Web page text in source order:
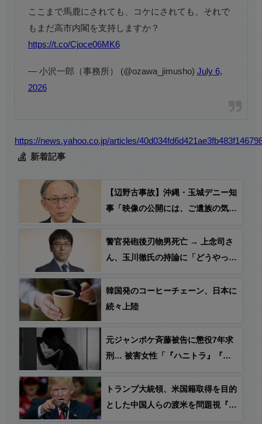
ここまで馬鹿にされても、コケにされても、それで
もまだ高市内閣を支持しますか？
https://t.co/Cjoce06MK6
— 小沢一郎（事務所） (@ozawa_jimusho) July 6,
2026
https://news.yahoo.co.jp/articles/
新着記事
【辺野古事故】沖縄・玉城デニー知
事「映像の公開には、ご遺族の気持
警官発砲後刃物男死亡 → 上念司さ
ん、玉川徹氏の持論に「どうやって
韓国発のコーヒーチェーン、日本に
続々上陸
元ジャンポケ斉藤被告に懲役7年求
刑… 被害女性「『ハニトラ』『売
ない」
トランプ大統領、米国籍取得を目的
とした中国人らの渡米を問題視『出